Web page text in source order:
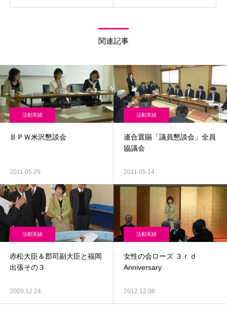
関連記事
活動実績
ＢＰＷ米沢懇談会
2011.05.29
活動実績
連合置賜「議員懇談会」全員
協議会
2011.05.14
活動実績
赤松大臣＆郡司副大臣と福岡
出張その３
2009.12.24
活動実績
女性の会ローズ ３ｒｄ
Anniversary
2012.12.08